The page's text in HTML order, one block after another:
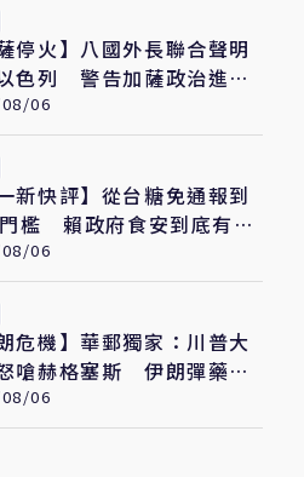
停火】八國外長聯合聲明
色列 警告加薩政治進程
脫軌
06
新快評】從台糖免通報到
檻 賴政府食安到底有幾
？06
危機】華郵獨家：川普大
嗆赫格塞斯 伊朗彈藥嚴
恐限縮軍事選項
06